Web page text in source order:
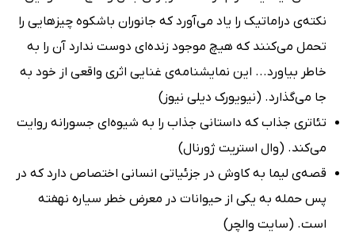
نکته‌ی دراماتیک را یاد می‌آورد که جانوران باشکوه چیزهایی را
تحمل می‌کنند که هیچ موجود زنده‌ای دوست ندارد آن را به
خاطر بیاورد... این نمایشنامه‌ی غنایی اثری واقعی از خود به
جا می‌گذارد. (نیویورک دیلی نیوز)
تئاتری جذاب که داستانی جذاب را به شیوه‌ای جسورانه روایت
می‌کند. (وال استریت ژورنال)
قصه‌ی لیما به کاوش در جزئیاتی انسانی اختصاص دارد که در
پس حمله به یکی از حیوانات در معرض خطر سیاره نهفته
است. (سایت والچر)